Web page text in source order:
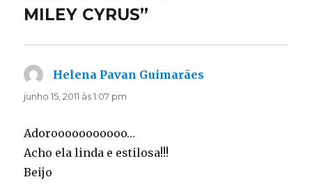
MILEY CYRUS”
Helena Pavan Guimarães
junho 15, 2011 às 1:07 pm
Adorooooooooooo…
Acho ela linda e estilosa!!!
Beijo